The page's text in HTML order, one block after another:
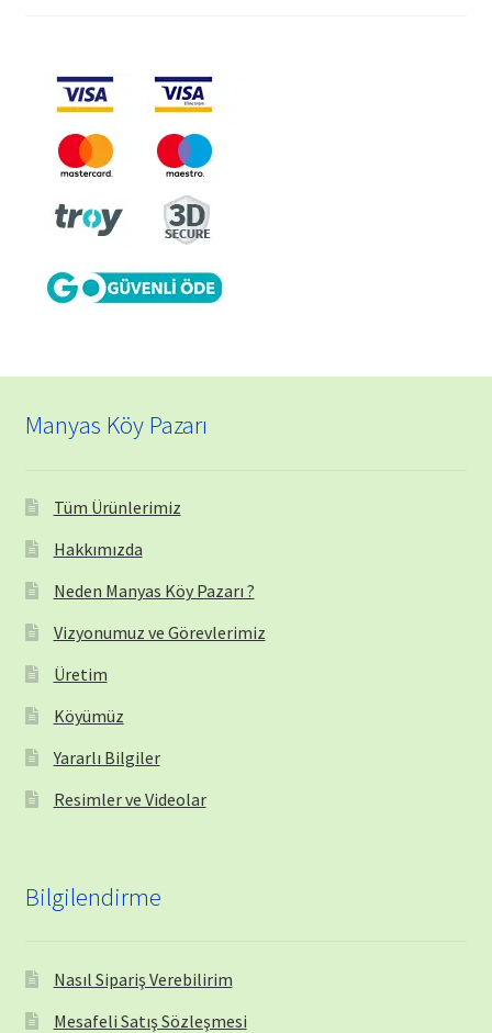
₺ 350,00
Manyas Köy Pazarı
Tüm Ürünlerimiz
Hakkımızda
Neden Manyas Köy Pazarı ?
Vizyonumuz ve Görevlerimiz
Üretim
Köyümüz
Yararlı Bilgiler
Resimler ve Videolar
Bilgilendirme
Nasıl Sipariş Verebilirim
Mesafeli Satış Sözleşmesi